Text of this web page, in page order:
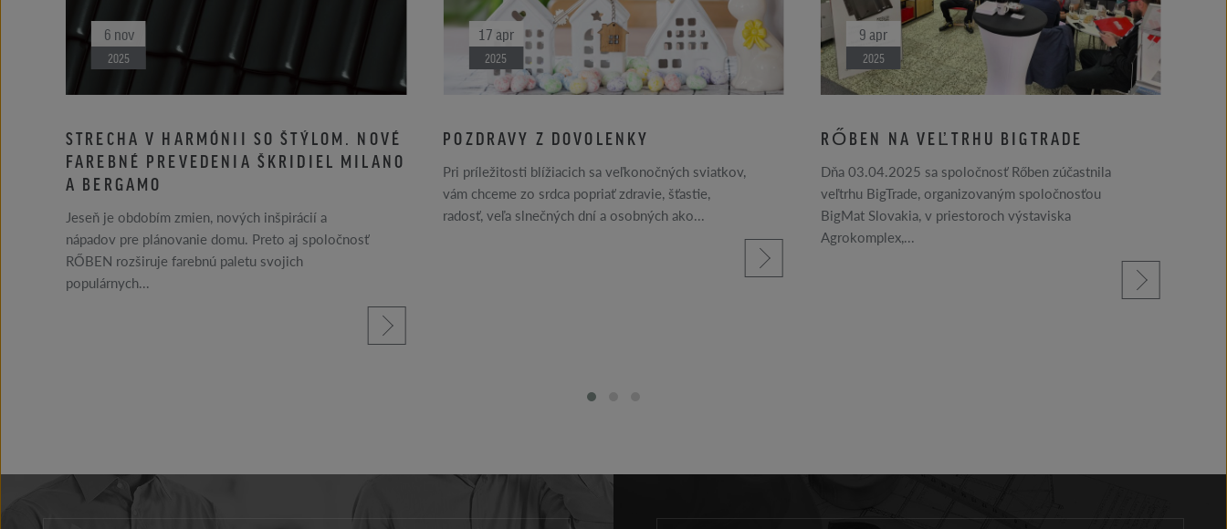
6 nov
2025
STRECHA V HARMÓNII SO ŠTÝLOM. NOVÉ
FAREBNÉ PREVEDENIA ŠKRIDIEL MILANO
A BERGAMO
Jeseň je obdobím zmien, nových inšpirácií a
nápadov pre plánovanie domu. Preto aj spoločnosť
RŐBEN rozširuje farebnú paletu svojich
populárnych...
prečítajte si viac
17 apr
2025
POZDRAVY Z DOVOLENKY
Pri príležitosti blížiacich sa veľkonočných sviatkov,
vám chceme zo srdca popriať zdravie, šťastie,
radosť, veľa slnečných dní a osobných ako...
prečítajte si viac
9 apr
2025
RŐBEN NA VEĽTRHU BIGTRADE
Dňa 03.04.2025 sa spoločnosť Rőben zúčastnila
veľtrhu BigTrade, organizovaným spoločnosťou
BigMat Slovakia, v priestoroch výstaviska
Agrokomplex,...
prečítajte si viac